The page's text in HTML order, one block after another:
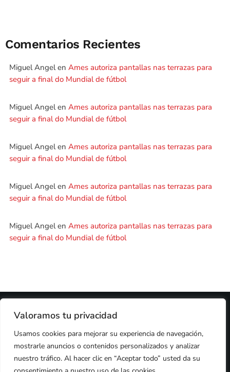
Valoramos tu privacidad
Usamos cookies para mejorar su experiencia de navegación,
mostrarle anuncios o contenidos personalizados y analizar
nuestro tráfico. Al hacer clic en “Aceptar todo” usted da su
Comentarios Recientes
Miguel Angelen Ames autoriza pantallas nas terrazas para
seguir a final do Mundial de fútbol
Miguel Angelen Ames autoriza pantallas nas terrazas para
seguir a final do Mundial de fútbol
Miguel Angelen Ames autoriza pantallas nas terrazas para
seguir a final do Mundial de fútbol
Miguel Angelen Ames autoriza pantallas nas terrazas para
seguir a final do Mundial de fútbol
Miguel Angelen Ames autoriza pantallas nas terrazas para
seguir a final do Mundial de fútbol
2024 © PROPIEDAD DEDEZASETE MEDIA SL
COOKIES
AVISO LEGAL
PUBLICIDAD
CONTACTO